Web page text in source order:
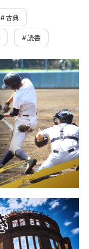
# 古典
# 読書